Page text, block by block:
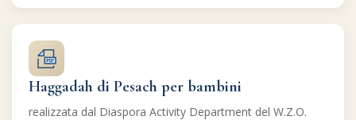
Haggadah di Pesach per bambini
realizzata dal Diaspora Activity Department del W.Z.O.